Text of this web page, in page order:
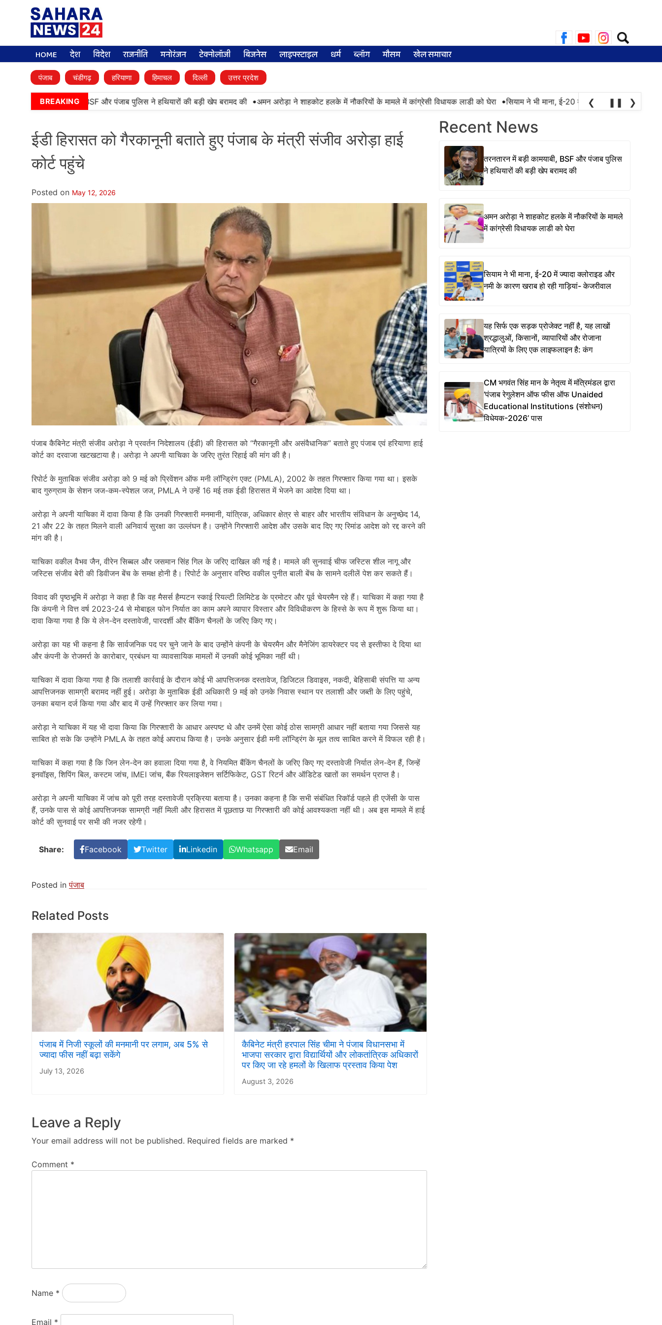
Search
for:
HOME देश विदेश राजनीति मनोरंजन टेक्नोलॉजी बिजनेस लाइफ्स्टाइल धर्म ब्लॉग मौसम खेल समाचार
पंजाब चंडीगढ़ हरियाणा हिमाचल दिल्ली उत्तर प्रदेश
BREAKING
में बड़ी कामयाबी, BSF और पंजाब पुलिस ने हथियारों की बड़ी खेप बरामद की •अमन अरोड़ा ने शाहकोट हलके में नौकरियों के मामले में कांग्रेसी विधायक लाडी को घेरा •सियाम ने भी माना, ई-20 में ज्यादा क्लोराइड और नमी के
❮ ❚❚ ❯
ईडी हिरासत को गैरकानूनी बताते हुए पंजाब के मंत्री संजीव अरोड़ा हाई
कोर्ट पहुंचे
Posted on May 12, 2026
पंजाब कैबिनेट मंत्री संजीव अरोड़ा ने प्रवर्तन निदेशालय (ईडी) की हिरासत को “गैरकानूनी और असंवैधानिक” बताते हुए पंजाब एवं हरियाणा हाई
कोर्ट का दरवाजा खटखटाया है। अरोड़ा ने अपनी याचिका के जरिए तुरंत रिहाई की मांग की है।
रिपोर्ट के मुताबिक संजीव अरोड़ा को 9 मई को प्रिवेंशन ऑफ मनी लॉन्ड्रिंग एक्ट (PMLA), 2002 के तहत गिरफ्तार किया गया था। इसके
बाद गुरुग्राम के सेशन जज-कम-स्पेशल जज, PMLA ने उन्हें 16 मई तक ईडी हिरासत में भेजने का आदेश दिया था।
अरोड़ा ने अपनी याचिका में दावा किया है कि उनकी गिरफ्तारी मनमानी, यांत्रिक, अधिकार क्षेत्र से बाहर और भारतीय संविधान के अनुच्छेद 14,
21 और 22 के तहत मिलने वाली अनिवार्य सुरक्षा का उल्लंघन है। उन्होंने गिरफ्तारी आदेश और उसके बाद दिए गए रिमांड आदेश को रद्द करने की
मांग की है।
याचिका वकील वैभव जैन, वीरेन सिब्बल और जसमान सिंह गिल के जरिए दाखिल की गई है। मामले की सुनवाई चीफ जस्टिस शील नागू और
जस्टिस संजीव बेरी की डिवीजन बेंच के समक्ष होनी है। रिपोर्ट के अनुसार वरिष्ठ वकील पुनीत बाली बेंच के सामने दलीलें पेश कर सकते हैं।
विवाद की पृष्ठभूमि में अरोड़ा ने कहा है कि वह मैसर्स हैम्पटन स्काई रियल्टी लिमिटेड के प्रमोटर और पूर्व चेयरमैन रहे हैं। याचिका में कहा गया है
कि कंपनी ने वित्त वर्ष 2023-24 से मोबाइल फोन निर्यात का काम अपने व्यापार विस्तार और विविधीकरण के हिस्से के रूप में शुरू किया था।
दावा किया गया है कि ये लेन-देन दस्तावेजी, पारदर्शी और बैंकिंग चैनलों के जरिए किए गए।
अरोड़ा का यह भी कहना है कि सार्वजनिक पद पर चुने जाने के बाद उन्होंने कंपनी के चेयरमैन और मैनेजिंग डायरेक्टर पद से इस्तीफा दे दिया था
और कंपनी के रोजमर्रा के कारोबार, प्रबंधन या व्यावसायिक मामलों में उनकी कोई भूमिका नहीं थी।
याचिका में दावा किया गया है कि तलाशी कार्रवाई के दौरान कोई भी आपत्तिजनक दस्तावेज, डिजिटल डिवाइस, नकदी, बेहिसाबी संपत्ति या अन्य
आपत्तिजनक सामग्री बरामद नहीं हुई। अरोड़ा के मुताबिक ईडी अधिकारी 9 मई को उनके निवास स्थान पर तलाशी और जब्ती के लिए पहुंचे,
उनका बयान दर्ज किया गया और बाद में उन्हें गिरफ्तार कर लिया गया।
अरोड़ा ने याचिका में यह भी दावा किया कि गिरफ्तारी के आधार अस्पष्ट थे और उनमें ऐसा कोई ठोस सामग्री आधार नहीं बताया गया जिससे यह
साबित हो सके कि उन्होंने PMLA के तहत कोई अपराध किया है। उनके अनुसार ईडी मनी लॉन्ड्रिंग के मूल तत्व साबित करने में विफल रही है।
याचिका में कहा गया है कि जिन लेन-देन का हवाला दिया गया है, वे नियमित बैंकिंग चैनलों के जरिए किए गए दस्तावेजी निर्यात लेन-देन हैं, जिन्हें
इनवॉइस, शिपिंग बिल, कस्टम जांच, IMEI जांच, बैंक रियलाइजेशन सर्टिफिकेट, GST रिटर्न और ऑडिटेड खातों का समर्थन प्राप्त है।
अरोड़ा ने अपनी याचिका में जांच को पूरी तरह दस्तावेजी प्रक्रिया बताया है। उनका कहना है कि सभी संबंधित रिकॉर्ड पहले ही एजेंसी के पास
हैं, उनके पास से कोई आपत्तिजनक सामग्री नहीं मिली और हिरासत में पूछताछ या गिरफ्तारी की कोई आवश्यकता नहीं थी। अब इस मामले में हाई
कोर्ट की सुनवाई पर सभी की नजर रहेगी।
Share: Facebook Twitter Linkedin Whatsapp Email
Posted inपंजाब
Related Posts
पंजाब में निजी स्कूलों की मनमानी पर लगाम, अब 5% से
ज्यादा फीस नहीं बढ़ा सकेंगे
July 13, 2026
कैबिनेट मंत्री हरपाल सिंह चीमा ने पंजाब विधानसभा में
भाजपा सरकार द्वारा विद्यार्थियों और लोकतांत्रिक अधिकारों
पर किए जा रहे हमलों के खिलाफ प्रस्ताव किया पेश
August 3, 2026
Leave a Reply
Your email address will not be published. Required fields are marked *
Comment *
Name *
Email *
Recent News
तरनतारन में बड़ी कामयाबी, BSF और पंजाब पुलिस
ने हथियारों की बड़ी खेप बरामद की
अमन अरोड़ा ने शाहकोट हलके में नौकरियों के मामले
में कांग्रेसी विधायक लाडी को घेरा
सियाम ने भी माना, ई-20 में ज्यादा क्लोराइड और
नमी के कारण खराब हो रही गाड़ियां- केजरीवाल
यह सिर्फ एक सड़क प्रोजेक्ट नहीं है, यह लाखों
श्रद्धालुओं, किसानों, व्यापारियों और रोजाना
यात्रियों के लिए एक लाइफलाइन है: कंग
CM भगवंत सिंह मान के नेतृत्व में मंत्रिमंडल द्वारा
‘पंजाब रेगुलेशन ऑफ फीस ऑफ Unaided
Educational Institutions (संशोधन)
विधेयक-2026’ पास